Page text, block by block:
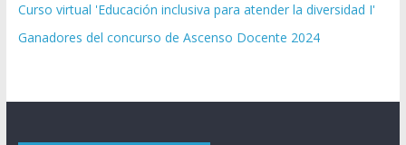
Curso virtual 'Educación inclusiva para atender la diversidad I'
Ganadores del concurso de Ascenso Docente 2024